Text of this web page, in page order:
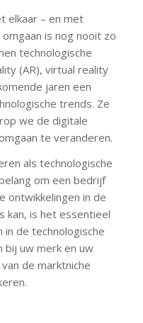
elkaar – en met
is nog nooit zo
technologische
(AR), virtual reality
jaren een
trends. Ze
we de digitale
te veranderen.
als technologische
om een bedrijf
ontwikkelingen in de
kan, is het essentieel
de technologische
bij uw merk en uw
de marktniche